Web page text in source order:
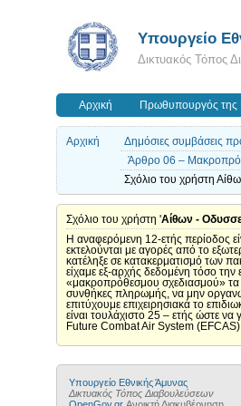
Υπουργείο
Δικτυακός Τόπος
Αρχική Πρωθυπουργός της
Αρχική
Δημόσιες συμβάσεις
Άρθρο 06 –
Σχόλιο του χρήστη
Σχόλιο του χρήστη 'Αίθων -
Η αναφερόμενη 12-ετής περίοδος
εκτελούνται με αγορές από το
κατέληξε σε κατακερματισμό των
είχαμε εξ-αρχής δεδομένη τόσο την
«μακροπρόθεσμου σχεδιασμού» τα
συνθήκες πληρωμής, να μην
επιτύχουμε επιχειρησιακά το
είναι τουλάχιστο 25 – ετής ώστε
Future Combat Air System
Υπουργείο Εθνικής Άμυνας
Δικτυακός Τόπος Διαβουλεύσεων